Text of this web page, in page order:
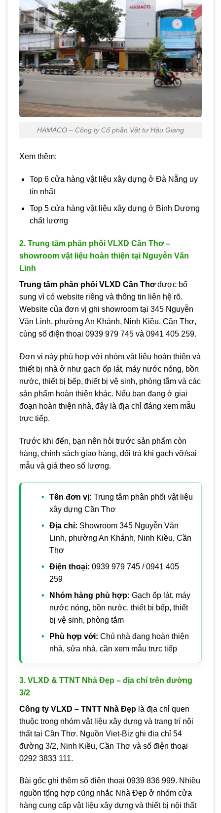
HAMACO – Công ty Cổ phần Vật tư Hậu Giang
Xem thêm:
Top 6 cửa hàng vật liệu xây dựng ở Đà Nẵng uy
tín nhất
Top 5 cửa hàng vật liệu xây dựng ở Bình Dương
chất lượng
2. Trung tâm phân phối VLXD Cần Thơ –
showroom vật liệu hoàn thiện tại Nguyễn Văn
Linh
Trung tâm phân phối VLXD Cần Thơđược bổ
sung vì có website riêng và thông tin liên hệ rõ.
Website của đơn vị ghi showroom tại 345 Nguyễn
Văn Linh, phường An Khánh, Ninh Kiều, Cần Thơ,
cùng số điện thoại 0939 979 745 và 0941 405 259.
Đơn vị này phù hợp với nhóm vật liệu hoàn thiện và
thiết bị nhà ở như gạch ốp lát, máy nước nóng, bồn
nước, thiết bị bếp, thiết bị vệ sinh, phòng tắm và các
sản phẩm hoàn thiện khác. Nếu bạn đang ở giai
đoạn hoàn thiện nhà, đây là địa chỉ đáng xem mẫu
trực tiếp.
Trước khi đến, bạn nên hỏi trước sản phẩm còn
hàng, chính sách giao hàng, đổi trả khi gạch vỡ/sai
mẫu và giá theo số lượng.
Tên đơn vị: Trung tâm phân phối vật liệu
xây dựng Cần Thơ
Địa chỉ: Showroom 345 Nguyễn Văn
Linh, phường An Khánh, Ninh Kiều, Cần
Thơ
Điện thoại: 0939 979 745 / 0941 405
259
Nhóm hàng phù hợp: Gạch ốp lát, máy
nước nóng, bồn nước, thiết bị bếp, thiết
bị vệ sinh, phòng tắm
Phù hợp với: Chủ nhà đang hoàn thiện
nhà, sửa nhà, cần xem mẫu trực tiếp
3. VLXD & TTNT Nhà Đẹp – địa chỉ trên đường
3/2
Công ty VLXD – TNTT Nhà Đẹp là địa chỉ quen
thuộc trong nhóm vật liệu xây dựng và trang trí nội
thất tại Cần Thơ. Nguồn Viet-Biz ghi địa chỉ 54
đường 3/2, Ninh Kiều, Cần Thơ và số điện thoại
0292 3833 111.
Bài gốc ghi thêm số điện thoại 0939 836 999. Nhiều
nguồn tổng hợp cũng nhắc Nhà Đẹp ở nhóm cửa
hàng cung cấp vật liệu xây dựng và thiết bị nội thất